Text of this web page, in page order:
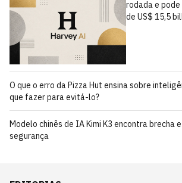
rodada e
de US$ 15,5
O que o erro da Pizza Hut ensina sobre
que fazer para evitá-lo?
Modelo chinês de IA Kimi K3 encontra brecha
segurança